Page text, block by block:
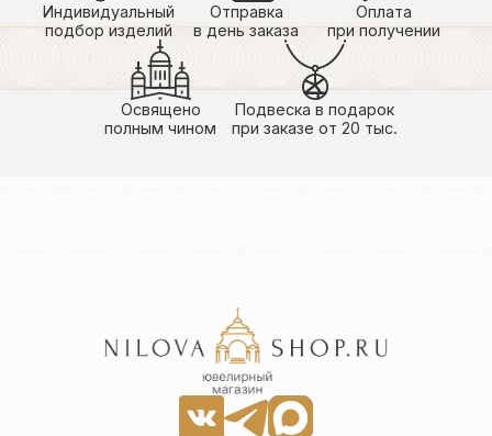
Индивидуальный
подбор изделий
Отправка
в день заказа
Оплата
при получении
Освящено
полным чином
Подвеска в подарок
при заказе от 20 тыс.